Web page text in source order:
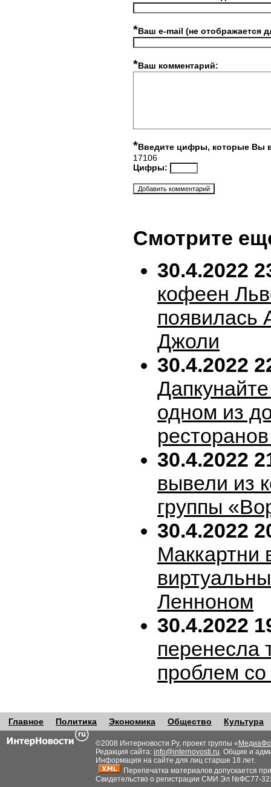
*Ваш e-mail (не отображается
*Ваш комментарий:
*Введите цифры, которые Вы
17106
Цифры:
Смотрите
30.4.2022
кофеен
появилась
Джоли
30.4.2022
одном из
30.4.2022
вывели из
группы
30.4.2022
Маккартни
Ленноном
30.4.2022
перенесла
проблем
Главное Политика Экономика Общество Культура
©2008 Интерновости.Ру, проект группы «
Редакция сайта: info@internovosti.ru. Общие и
Информация на сайте для лиц старше 18 лет.
Перепечатка материалов допускается
Свидетельство о регистрации СМИ Эл №ФС77-